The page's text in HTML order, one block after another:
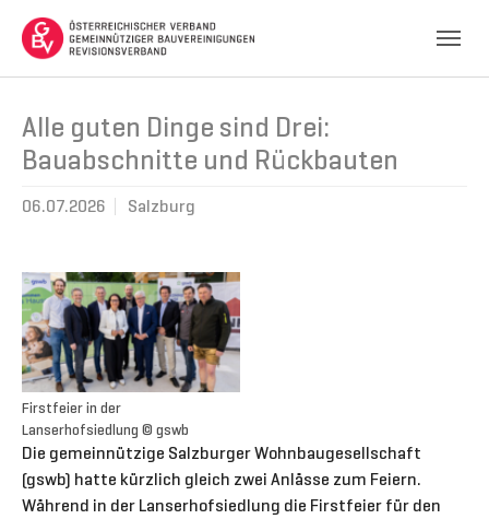
Alle guten Dinge sind Drei:
Bauabschnitte und Rückbauten
06.07.2026 Salzburg
Firstfeier in der
Lanserhofsiedlung © gswb
Die gemeinnützige Salzburger Wohnbaugesellschaft
(gswb) hatte kürzlich gleich zwei Anlässe zum Feiern.
Während in der Lanserhofsiedlung die Firstfeier für den